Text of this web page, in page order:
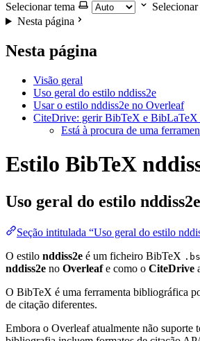
Selecionar tema
Nesta página
Nesta página
Visão geral
Uso geral do estilo nddiss2e
Usar o estilo nddiss2e no Overleaf
CiteDrive: gerir BibTeX e BibLaTeX
Está à procura de uma
Estilo BibTeX
Uso geral do estilo nddiss2e
Seção intitulada “Uso geral do estilo
O estilo nddiss2e é um ficheiro BibTeX
nddiss2e no Overleafe como o CiteDrive
O BibTeX é uma ferramenta bibliográfica
de citação diferentes.
Embora o Overleaf atualmente não